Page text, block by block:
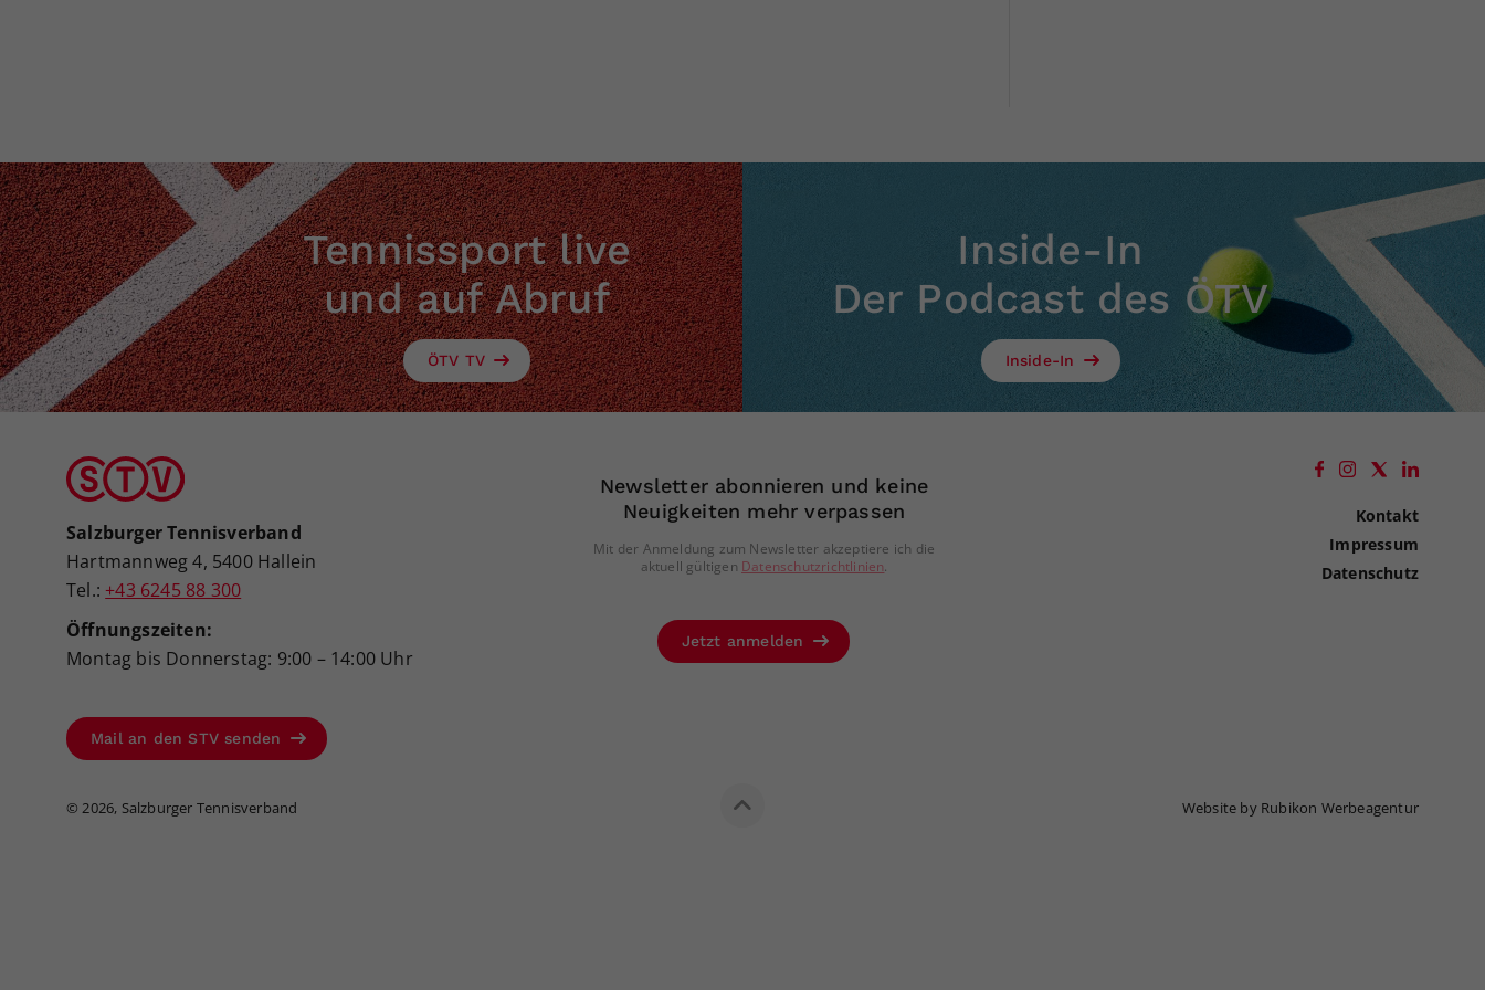
Tennissport live
und auf Abruf
ÖTV TV
Inside-In
Der Podcast des ÖTV
Inside-In
Salzburger Tennisverband
Hartmannweg 4, 5400 Hallein
Tel.: +43 6245 88 300
Öffnungszeiten:
Montag bis Donnerstag: 9:00 – 14:00 Uhr
Mail an den STV senden
Newsletter abonnieren und keine
Neuigkeiten mehr verpassen
Mit der Anmeldung zum Newsletter akzeptiere ich die
aktuell gültigen Datenschutzrichtlinien.
Jetzt anmelden
Kontakt
Impressum
Datenschutz
©2026, Salzburger Tennisverband Website by Rubikon Werbeagentur